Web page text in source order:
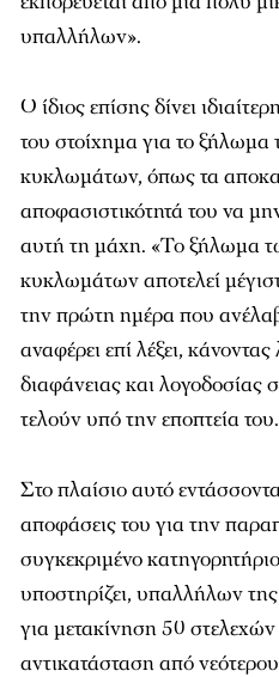
υπαλλήλων».
Ο ίδιος επίσης δίνει
του στοίχημα για το
κυκλωμάτων, όπως τα
αποφασιστικότητά του να
αυτή τη μάχη. «Το ξήλωμα
κυκλωμάτων αποτελεί
την πρώτη ημέρα που
αναφέρει επί λέξει,
διαφάνειας και λογοδοσίας
τελούν υπό την εποπτεία του.
Στο πλαίσιο αυτό
αποφάσεις του για την
συγκεκριμένο
υποστηρίζει, υπαλλήλων
για μετακίνηση 50
αντικατάσταση από